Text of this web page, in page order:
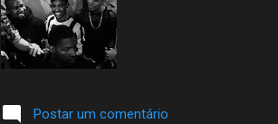
Postar um comentário